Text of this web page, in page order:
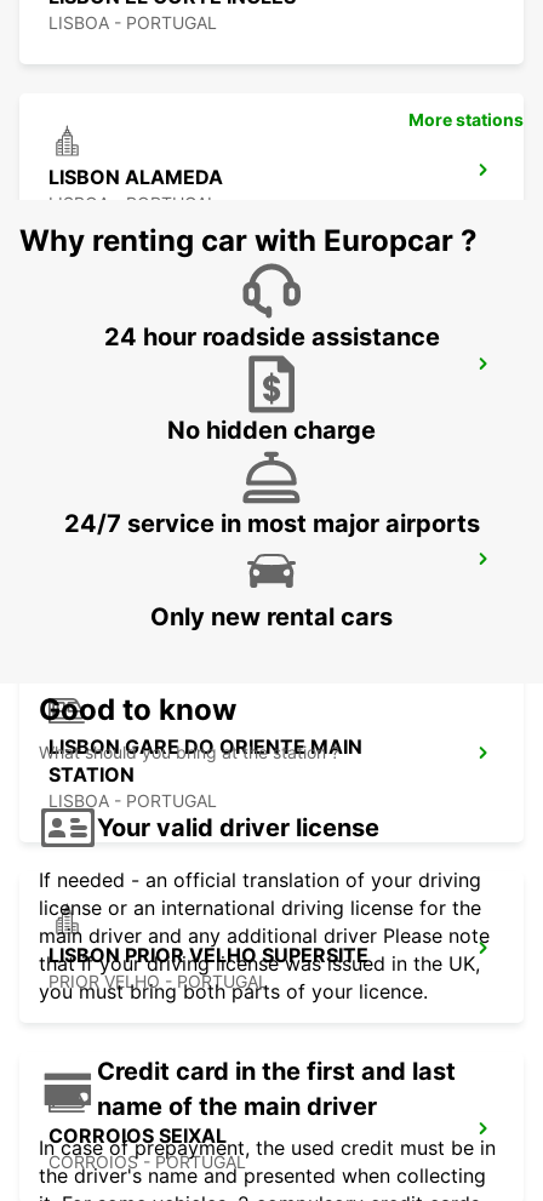
LISBOA - PORTUGAL
LISBON ALAMEDA
LISBOA - PORTUGAL
LISBON SANTA APOLONIA MAIN
LISBON GARE DO ORIENTE MAIN
STATION
LISBOA - PORTUGAL
LISBON PRIOR VELHO SUPERSITE
PRIOR VELHO - PORTUGAL
CORROIOS SEIXAL
CORROIOS - PORTUGAL
More stations
Why renting car with Europcar ?
24 hour roadside assistance
No hidden charge
24/7 service in most major airports
Only new rental cars
Good to know
What should you bring at the station ?
Your valid driver license
If needed - an official translation of your driving
license or an international driving license for the
main driver and any additional driver Please note
that if your driving license was issued in the UK,
you must bring both parts of your licence.
Credit card in the first and last
name of the main driver
In case of prepayment, the used credit must be in
the driver's name and presented when collecting